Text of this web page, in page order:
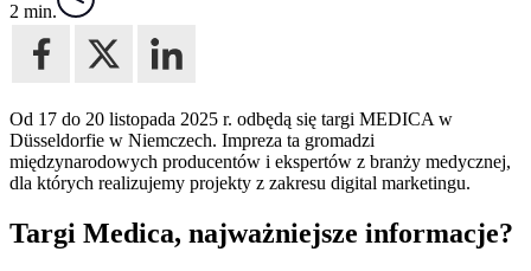
2 min.
Od 17 do 20 listopada 2025 r. odbędą się targi MEDICA w
Düsseldorfie w Niemczech. Impreza ta gromadzi
międzynarodowych producentów i ekspertów z branży medycznej,
dla których realizujemy projekty z zakresu digital marketingu.
Targi Medica, najważniejsze informacje?